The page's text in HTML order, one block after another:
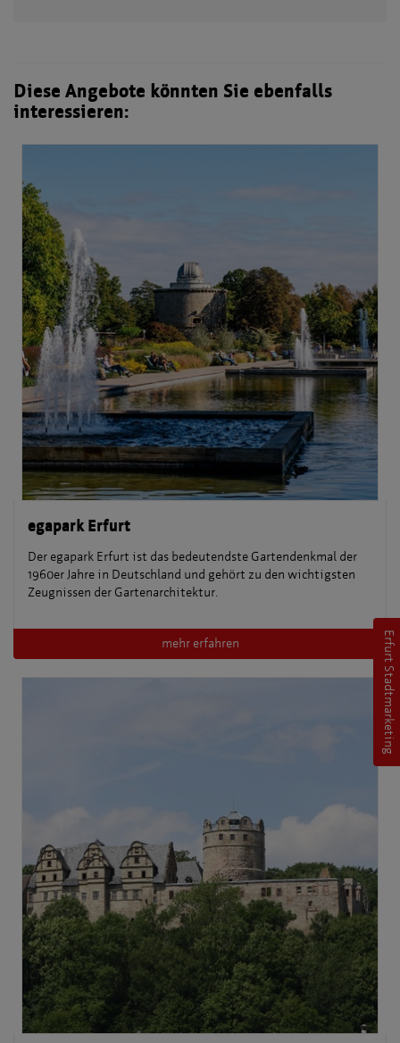
Diese Angebote könnten Sie ebenfalls
interessieren:
egapark Erfurt
Der egapark Erfurt ist das bedeutendste Gartendenkmal der
1960er Jahre in Deutschland und gehört zu den wichtigsten
Zeugnissen der Gartenarchitektur.
mehr erfahren Erfurt Stadtmarketing